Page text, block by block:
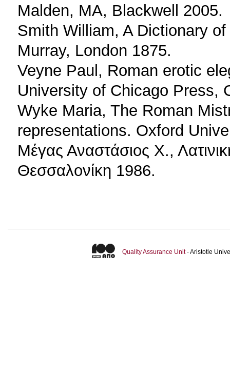
Malden, MA, Blackwell 2005.
Smith William, A Dictionary
Murray, London 1875.
Veyne Paul, Roman erotic
University of Chicago Press,
Wyke Maria, The Roman
representations. Oxford
Μέγας Αναστάσιος Χ.,
Θεσσαλονίκη 1986.
Quality Assurance Unit- Aristotle